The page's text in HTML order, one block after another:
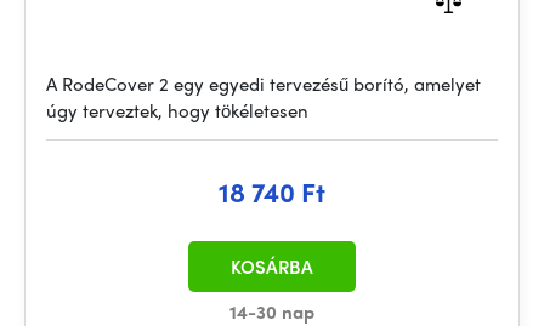
A RodeCover 2 egy egyedi tervezésű borító, amelyet
úgy terveztek, hogy tökéletesen
18 740 Ft
14-30 nap
KOSÁRBA